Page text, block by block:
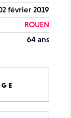
février 2019
ROUEN
64 ans